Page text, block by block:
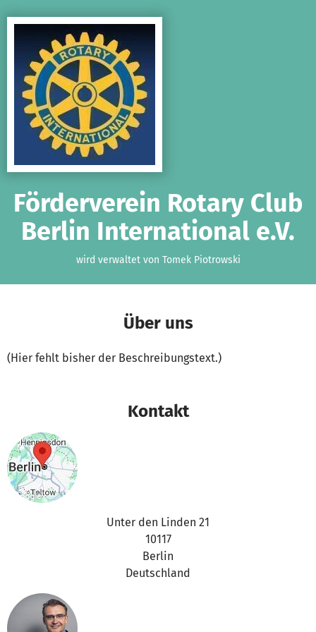
Förderverein Rotary Club
Berlin International e.V.
wird verwaltet von Tomek Piotrowski
Über uns
(Hier fehlt bisher der Beschreibungstext.)
Kontakt
Unter den Linden 21
10117
Berlin
Deutschland